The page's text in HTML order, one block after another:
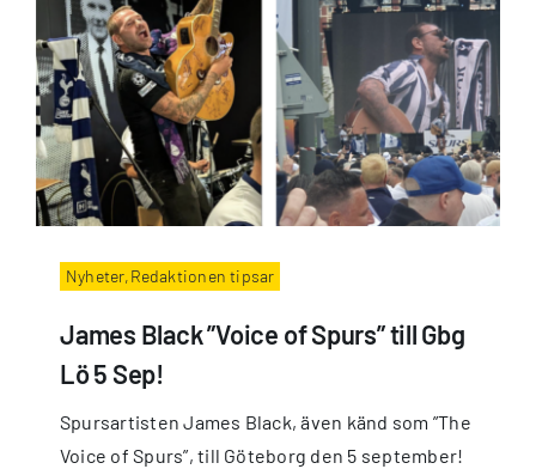
Nyheter,Redaktionen tipsar
James Black ”Voice of Spurs” till Gbg
Lö 5 Sep!
Spursartisten James Black, även känd som ”The
Voice of Spurs”, till Göteborg den 5 september!